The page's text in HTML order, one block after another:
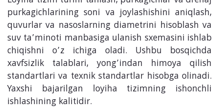
purkagichlarining soni va joylashishini aniqlash,
quvurlar va nasoslarning diametrini hisoblash va
suv ta’minoti manbasiga ulanish sxemasini ishlab
chiqishni o’z ichiga oladi. Ushbu bosqichda
xavfsizlik talablari, yong’indan himoya qilish
standartlari va texnik standartlar hisobga olinadi.
Yaxshi bajarilgan loyiha tizimning ishonchli
ishlashining kalitidir.